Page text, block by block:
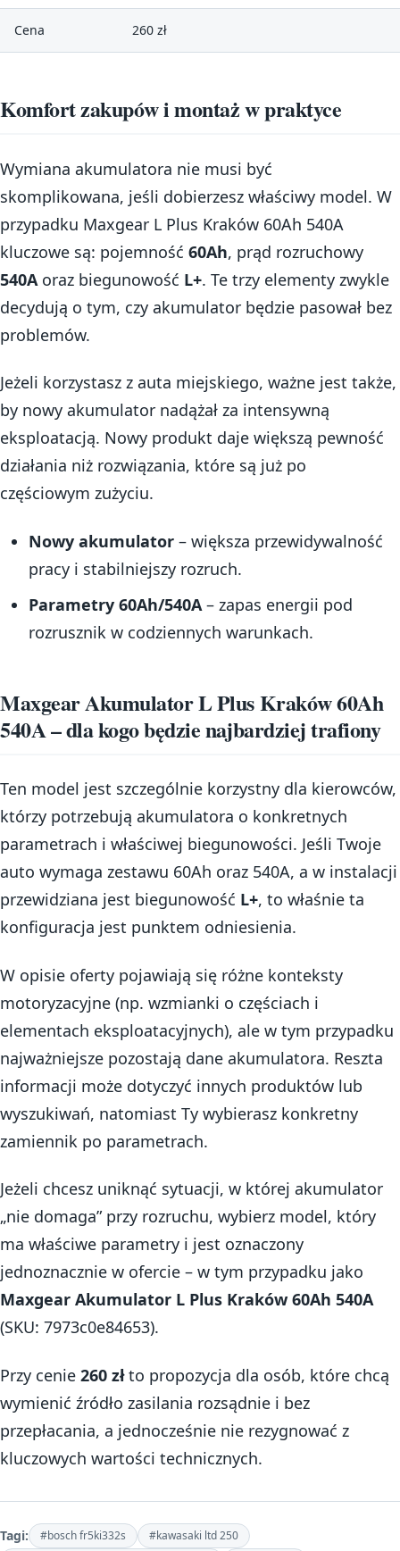
Cena 260 zł
Komfort zakupów i montaż w praktyce
Wymiana akumulatora nie musi być
skomplikowana, jeśli dobierzesz właściwy model. W
przypadku Maxgear L Plus Kraków 60Ah 540A
kluczowe są: pojemność 60Ah, prąd rozruchowy
540A oraz biegunowość L+. Te trzy elementy zwykle
decydują o tym, czy akumulator będzie pasował bez
problemów.
Jeżeli korzystasz z auta miejskiego, ważne jest także,
by nowy akumulator nadążał za intensywną
eksploatacją. Nowy produkt daje większą pewność
działania niż rozwiązania, które są już po
częściowym zużyciu.
Nowy akumulator– większa przewidywalność
pracy i stabilniejszy rozruch.
Parametry 60Ah/540A– zapas energii pod
rozrusznik w codziennych warunkach.
Maxgear Akumulator L Plus Kraków 60Ah
540A – dla kogo będzie najbardziej trafiony
Ten model jest szczególnie korzystny dla kierowców,
którzy potrzebują akumulatora o konkretnych
parametrach i właściwej biegunowości. Jeśli Twoje
auto wymaga zestawu 60Ah oraz 540A, a w instalacji
przewidziana jest biegunowość L+, to właśnie ta
konfiguracja jest punktem odniesienia.
W opisie oferty pojawiają się różne konteksty
motoryzacyjne (np. wzmianki o częściach i
elementach eksploatacyjnych), ale w tym przypadku
najważniejsze pozostają dane akumulatora. Reszta
informacji może dotyczyć innych produktów lub
wyszukiwań, natomiast Ty wybierasz konkretny
zamiennik po parametrach.
Jeżeli chcesz uniknąć sytuacji, w której akumulator
„nie domaga” przy rozruchu, wybierz model, który
ma właściwe parametry i jest oznaczony
jednoznacznie w ofercie – w tym przypadku jako
Maxgear Akumulator L Plus Kraków 60Ah 540A
(SKU: 7973c0e84653).
Przy cenie 260 złto propozycja dla osób, które chcą
wymienić źródło zasilania rozsądnie i bez
przepłacania, a jednocześnie nie rezygnować z
kluczowych wartości technicznych.
Tagi: #bosch fr5ki332s
#kawasaki ltd 250